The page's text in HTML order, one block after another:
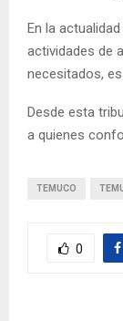
En la
actividades de
necesitados,
Desde esta
a quienes
TEMUCO
0